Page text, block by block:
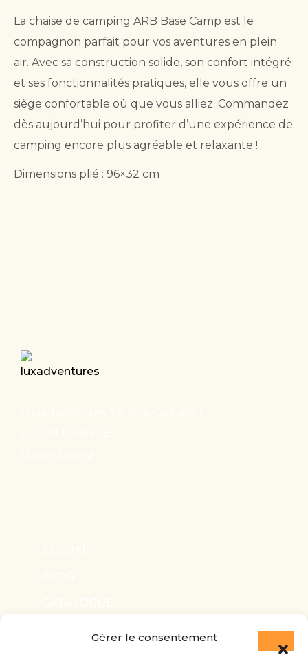
Gérer le consentement
La chaise de camping ARB Base Camp est le
compagnon parfait pour vos aventures en plein
air. Avec sa construction solide, son confort intégré
et ses fonctionnalités pratiques, elle vous offre un
siège confortable où que vous alliez. Commandez
dès aujourd’hui pour profiter d’une expérience de
camping encore plus agréable et relaxante !
Dimensions plié : 96×32 cm